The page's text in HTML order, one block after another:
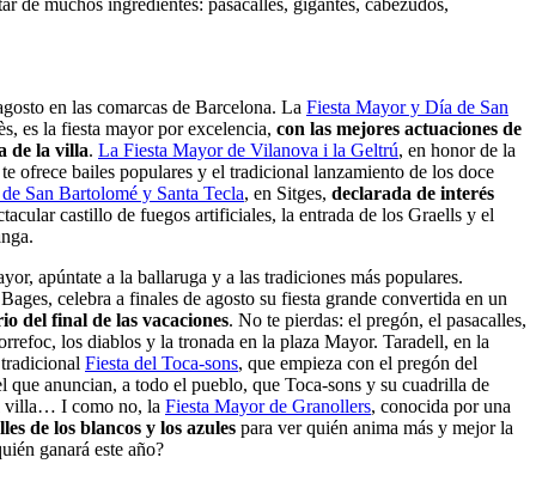
y de las tradiciones con espíritu festivo, alegre y contagioso.
en las comarcas de Barcelona. LaFiesta Mayor y Día de San
es la fiesta mayor por excelencia, con las mejores actuaciones de
de la villa.La Fiesta Mayor de Vilanova i la Geltrú, en honor de la
ofrece bailes populares y el tradicional lanzamiento de los doce
San Bartolomé y Santa Tecla
castillo de fuegos artificiales, la entrada de los Graells y el
apúntate a la ballaruga y a las tradiciones más populares.
celebra a finales de agosto su fiesta grande convertida en un
del final de las vacaciones. No te pierdas: el pregón, el pasacalles,
los diablos y la tronada en la plaza Mayor. Taradell, en la
tradicionalFiesta del Toca-sons, que empieza con el pregón del
que anuncian, a todo el pueblo, que Toca-sons y su cuadrilla de
villa… I como no, la
de los blancos y los azules